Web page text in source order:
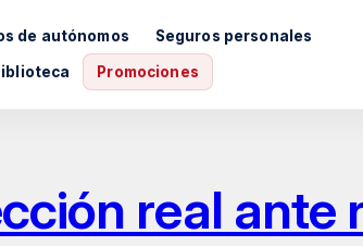
de autónomos Seguros personales
Promociones
real ante